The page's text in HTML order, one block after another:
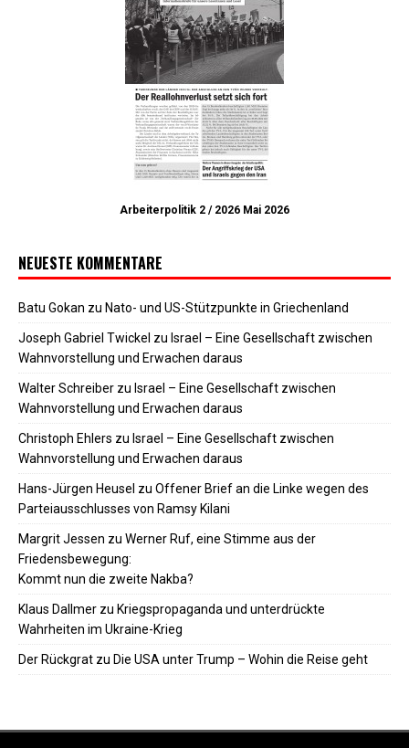
Arbeiterpolitik 2 / 2026 Mai 2026
NEUESTE KOMMENTARE
Batu Gokan zu Nato- und US-Stützpunkte in Griechenland
Joseph Gabriel Twickel zu Israel – Eine Gesellschaft zwischen
Wahnvorstellung und Erwachen daraus
Walter Schreiber zu Israel – Eine Gesellschaft zwischen
Wahnvorstellung und Erwachen daraus
Christoph Ehlers zu Israel – Eine Gesellschaft zwischen
Wahnvorstellung und Erwachen daraus
Hans-Jürgen Heusel zu Offener Brief an die Linke wegen des
Parteiausschlusses von Ramsy Kilani
Margrit Jessen zu Werner Ruf, eine Stimme aus der
Friedensbewegung:
Kommt nun die zweite Nakba?
Klaus Dallmer zu Kriegspropaganda und unterdrückte
Wahrheiten im Ukraine-Krieg
Der Rückgrat zu Die USA unter Trump – Wohin die Reise geht